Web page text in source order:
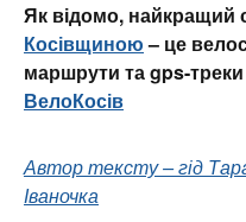
Як відомо, найкращий
Косівщиною– це
маршрути та gps-треки
ВелоКосів
Автор тексту – гід
Іваночка